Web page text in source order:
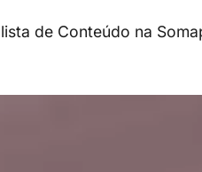
de Conteúdo na